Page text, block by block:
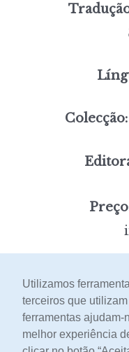
Colecção:
Utilizamos
terceiros que
ferramentas ajudam-
melhor experiência